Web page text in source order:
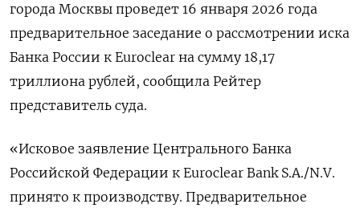
города Москвы проведет 16 января 2026 года
предварительное заседание о рассмотрении иска
Банка России к Euroclear на сумму 18,17
триллиона рублей, сообщила Рейтер
представитель суда.
«Исковое заявление Центрального Банка
Российской Федерации к Euroclear Bank S.A./N.V.
принято к производству. Предварительное